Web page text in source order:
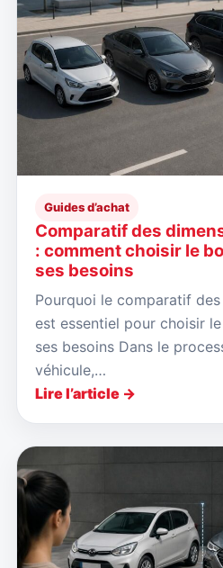
Guides d’achat
Comparatif des
: comment choisir le
ses besoins
Pourquoi le comparatif
est essentiel pour choisir
ses besoins Dans le
véhicule,…
Lire l’article →